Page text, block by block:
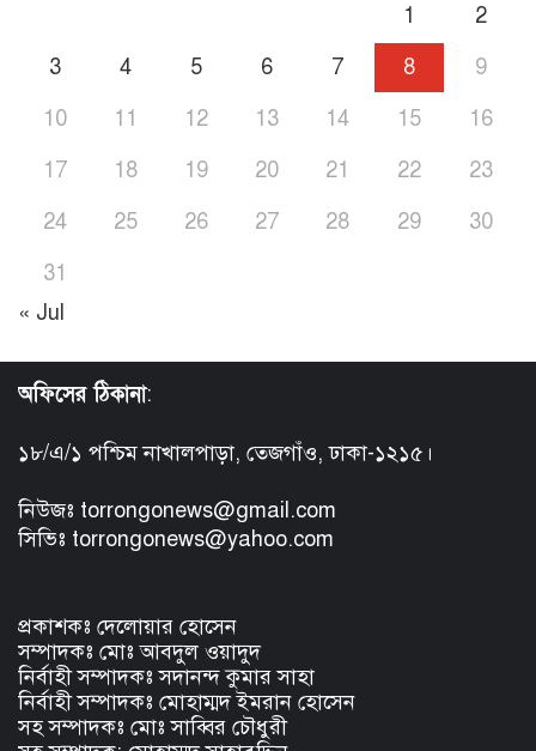
1
2
3
4 5 6 7 8
9
10
11 12 13 14 15
16
17
18 19 20 21 22
23
24
25 26 27 28 29
30
31
« Jul
অফিসের ঠিকানা:
১৮/এ/১ পশ্চিম নাখালপাড়া, তেজগাঁও, ঢাকা-১২১৫।
নিউজঃ torrongonews@gmail.com
সিভিঃ torrongonews@yahoo.com
প্রকাশকঃ দেলোয়ার হোসেন
সম্পাদকঃ মোঃ আবদুল ওয়াদুদ
নির্বাহী সম্পাদকঃ সদানন্দ কুমার সাহা
নির্বাহী সম্পাদকঃ মোহাম্মদ ইমরান হোসেন
সহ সম্পাদকঃ মোঃ সাব্বির চৌধুরী